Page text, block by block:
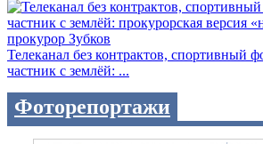
Телеканал без контрактов, спортивный
частник с землёй: ...
Фоторепортажи